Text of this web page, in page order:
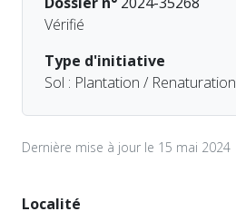
Vérifié
Type d'initiative
Sol : Plantation / Renaturation
Dernière mise à jour le 15 mai 2024
Localité